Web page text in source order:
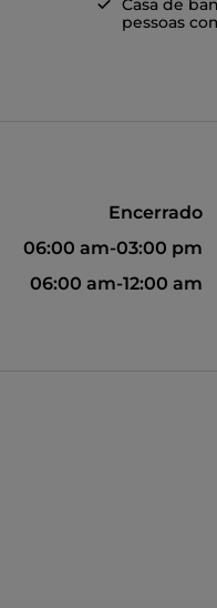
Casa de
pessoas
Encerrado
06:00 am-03:00 pm
06:00 am-12:00 am